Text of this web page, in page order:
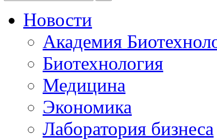
Новости
Академия
Биотехнология
Медицина
Экономика
Лаборатория бизнеса